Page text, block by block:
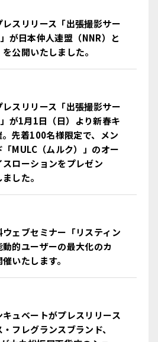
スリリース「出張撮影サー
が日本仲人連盟（NNR）と
公開いたしました。
スリリース「出張撮影サー
が1月1日（日）より新春キ
先着100名様限定で、メン
MULC（ムルク）」のオー
ローションをプレゼン
した。
ェブセミナー「リスティン
的ユーザーの最大化のカ
いたします。
ュベートがプレスリリース
フレグランスブランド、